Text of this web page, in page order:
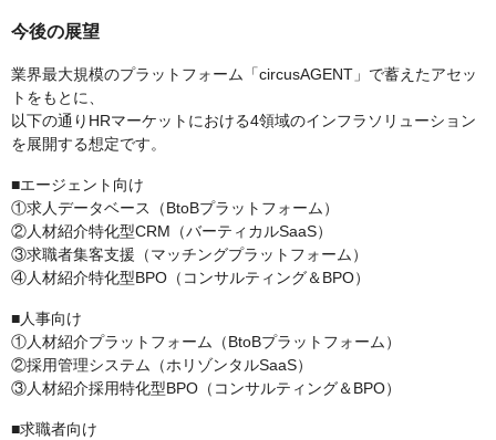
今後の展望
業界最大規模のプラットフォーム「circusAGENT」で蓄えたアセッ
トをもとに、
以下の通りHRマーケットにおける4領域のインフラソリューション
を展開する想定です。
■エージェント向け
①求人データベース（BtoBプラットフォーム）
②人材紹介特化型CRM（バーティカルSaaS）
③求職者集客支援（マッチングプラットフォーム）
④人材紹介特化型BPO（コンサルティング＆BPO）
■人事向け
①人材紹介プラットフォーム（BtoBプラットフォーム）
②採用管理システム（ホリゾンタルSaaS）
③人材紹介採用特化型BPO（コンサルティング＆BPO）
■求職者向け